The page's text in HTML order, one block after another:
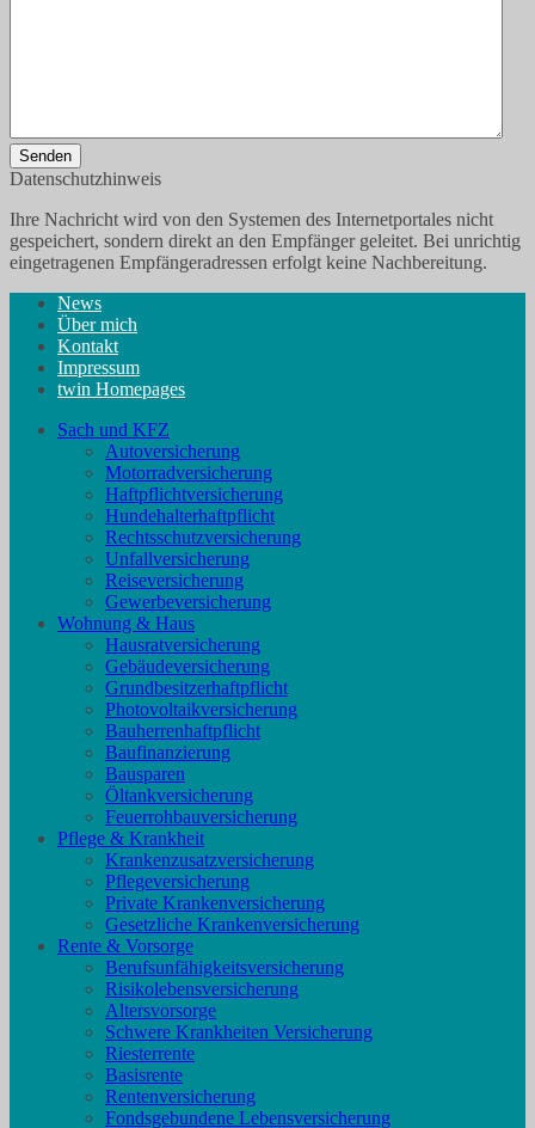
Senden
Datenschutzhinweis
Ihre Nachricht wird von den Systemen des Internetportales nicht
gespeichert, sondern direkt an den Empfänger geleitet. Bei unrichtig
eingetragenen Empfängeradressen erfolgt keine Nachbereitung.
News
Über mich
Kontakt
Impressum
twin Homepages
Sach und KFZ
Autoversicherung
Motorradversicherung
Haftpflichtversicherung
Hundehalterhaftpflicht
Rechtsschutzversicherung
Unfallversicherung
Reiseversicherung
Gewerbeversicherung
Wohnung & Haus
Hausratversicherung
Gebäudeversicherung
Grundbesitzerhaftpflicht
Photovoltaikversicherung
Bauherrenhaftpflicht
Baufinanzierung
Bausparen
Öltankversicherung
Feuerrohbauversicherung
Pflege & Krankheit
Krankenzusatzversicherung
Pflegeversicherung
Private Krankenversicherung
Gesetzliche Krankenversicherung
Rente & Vorsorge
Berufs­unfähigkeitsversicherung
Risikolebensversicherung
Altersvorsorge
Schwere Krankheiten Versicherung
Riesterrente
Basisrente
Rentenversicherung
Fondsgebundene Lebensversicherung